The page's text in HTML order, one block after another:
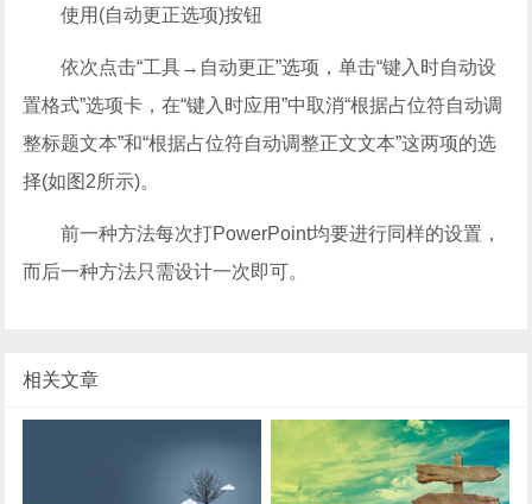
使用(自动更正选项)按钮
依次点击“工具→自动更正”选项，单击“键入时自动设
置格式”选项卡，在“键入时应用”中取消“根据占位符自动调
整标题文本”和“根据占位符自动调整正文文本”这两项的选
择(如图2所示)。
前一种方法每次打PowerPoint均要进行同样的设置，
而后一种方法只需设计一次即可。
相关文章